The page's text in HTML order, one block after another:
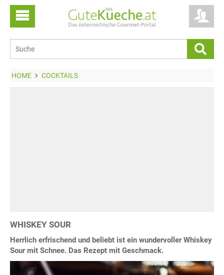
HOME COCKTAILS
WHISKEY SOUR
Herrlich erfrischend und beliebt ist ein wundervoller Whiskey
Sour mit Schnee. Das Rezept mit Geschmack.